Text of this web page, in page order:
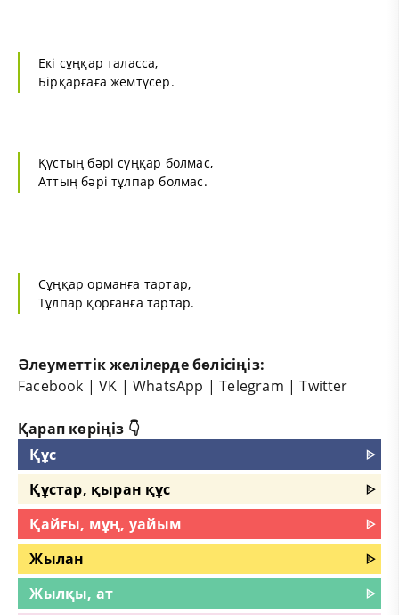
Екі сұңқар таласса,
Бірқарғаға жемтүсер.
Құстың бәрі сұңқар болмас,
Аттың бәрі тұлпар болмас.
Сұңқар орманға тартар,
Тұлпар қорғанға тартар.
Әлеуметтік желілерде бөлісіңіз:
Facebook |VK |WhatsApp |Telegram |Twitter
Қарап көріңіз 👇
Құс
ᐈ
Құстар, қыран құс
ᐈ
Қайғы, мұң, уайым
ᐈ
Жылан
ᐈ
Жылқы, ат
ᐈ